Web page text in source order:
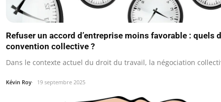
Refuser un accord d’entreprise moins favorable : quels
convention collective ?
Dans le contexte actuel du droit du travail, la négociation
Kévin Roy 19 septembre 2025